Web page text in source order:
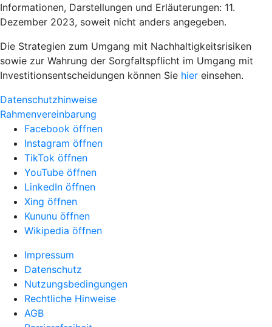
Informationen, Darstellungen und Erläuterungen: 11.
Dezember 2023, soweit nicht anders angegeben.
Die Strategien zum Umgang mit Nachhaltigkeitsrisiken
sowie zur Wahrung der Sorgfaltspflicht im Umgang mit
Investitionsentscheidungen können Sie hier einsehen.
Datenschutzhinweise
Rahmenvereinbarung
Facebook öffnen
Instagram öffnen
TikTok öffnen
YouTube öffnen
LinkedIn öffnen
Xing öffnen
Kununu öffnen
Wikipedia öffnen
Impressum
Datenschutz
Nutzungsbedingungen
Rechtliche Hinweise
AGB